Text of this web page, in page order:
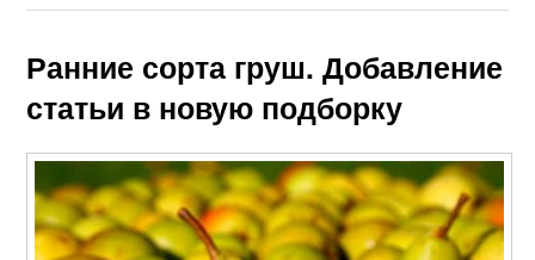
Ранние сорта груш. Добавление
статьи в новую подборку